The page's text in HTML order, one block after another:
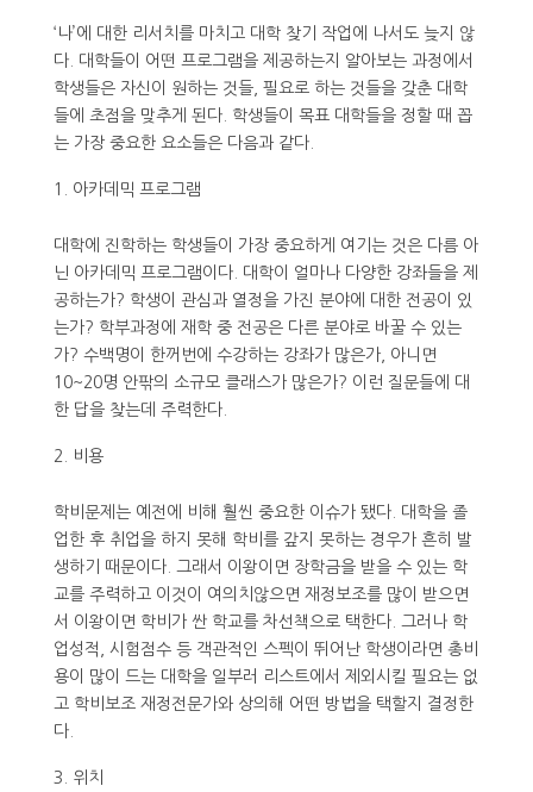
‘나’에 대한 리서치를 마치고 대학 찾기 작업에 나서도 늦지 않
다. 대학들이 어떤 프로그램을 제공하는지 알아보는 과정에서
학생들은 자신이 원하는 것들, 필요로 하는 것들을 갖춘 대학
들에 초점을 맞추게 된다. 학생들이 목표 대학들을 정할 때 꼽
는 가장 중요한 요소들은 다음과 같다.
아카데믹 프로그램
대학에 진학하는 학생들이 가장 중요하게 여기는 것은 다름 아
닌 아카데믹 프로그램이다. 대학이 얼마나 다양한 강좌들을 제
공하는가? 학생이 관심과 열정을 가진 분야에 대한 전공이 있
는가? 학부과정에 재학 중 전공은 다른 분야로 바꿀 수 있는
가? 수백명이 한꺼번에 수강하는 강좌가 많은가, 아니면
10~20명 안팎의 소규모 클래스가 많은가? 이런 질문들에 대
한 답을 찾는데 주력한다.
비용
학비문제는 예전에 비해 훨씬 중요한 이슈가 됐다. 대학을 졸
업한 후 취업을 하지 못해 학비를 갚지 못하는 경우가 흔히 발
생하기 때문이다. 그래서 이왕이면 장학금을 받을 수 있는 학
교를 주력하고 이것이 여의치않으면 재정보조를 많이 받으면
서 이왕이면 학비가 싼 학교를 차선책으로 택한다. 그러나 학
업성적, 시험점수 등 객관적인 스펙이 뛰어난 학생이라면 총비
용이 많이 드는 대학을 일부러 리스트에서 제외시킬 필요는 없
고 학비보조 재정전문가와 상의해 어떤 방법을 택할지 결정한
다.
위치